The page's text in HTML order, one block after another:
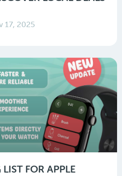
17, 2025
FOR APPLE